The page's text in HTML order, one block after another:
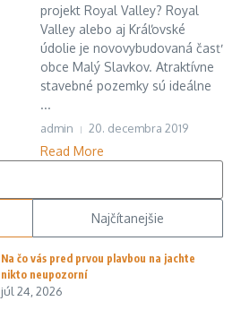
projekt Royal Valley? Royal
Valley alebo aj Kráľovské
údolie je novovybudovaná časť
obce Malý Slavkov. Atraktívne
stavebné pozemky sú ideálne
...
admin 20. decembra 2019
Read More
Najčítanejšie
Na čo vás pred prvou plavbou na jachte
nikto neupozorní
júl 24, 2026